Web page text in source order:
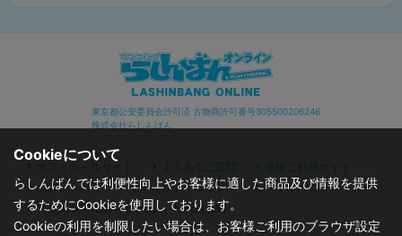
東京都公安委員会許可済 古物商許可番号305500206246
株式会社らしんばん
オフィシャルサイト よくあるご質問
通販ご利用ガイド
お問い合わせ
セキュリティポリシー
プライバシーポリシー
特定商取引に関する表記
利用規約
Cookieについて
らしんばんでは利便性向上やお客様に適した商品及び情報を提供
するためにCookieを使用しております。
Cookieの利用を制限したい場合は、お客様ご利用のブラウザ設定